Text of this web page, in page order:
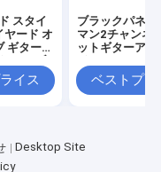
スタイ
ヤード オ
ギター
ラウン
イス
ブラックパネル
マン2チャンネ
ットギターアン
12AX7 * 4チュ
ベストプラ
Desktop Site